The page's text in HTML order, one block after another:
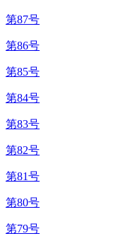
第87号
第86号
第85号
第84号
第83号
第82号
第81号
第80号
第79号